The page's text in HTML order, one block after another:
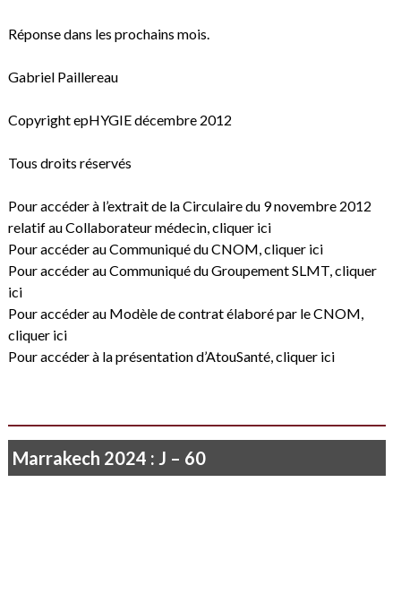
Réponse dans les prochains mois.
Gabriel Paillereau
Copyright epHYGIE décembre 2012
Tous droits réservés
Pour accéder à l’extrait de la Circulaire du 9 novembre 2012
relatif au Collaborateur médecin, cliquer ici
Pour accéder au Communiqué du CNOM, cliquer ici
Pour accéder au Communiqué du Groupement SLMT, cliquer
ici
Pour accéder au Modèle de contrat élaboré par le CNOM,
cliquer ici
Pour accéder à la présentation d’AtouSanté, cliquer ici
Marrakech 2024 : J – 60
Je ne vois rien que le soleil qui poudroie…